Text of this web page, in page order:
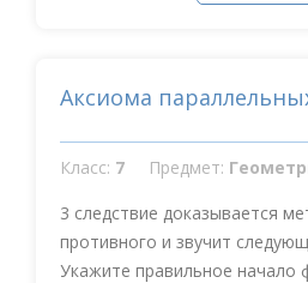
Аксиома
Класс: 7 Предмет:
3 следствие доказывается
противного и звучит
Укажите правильное начало